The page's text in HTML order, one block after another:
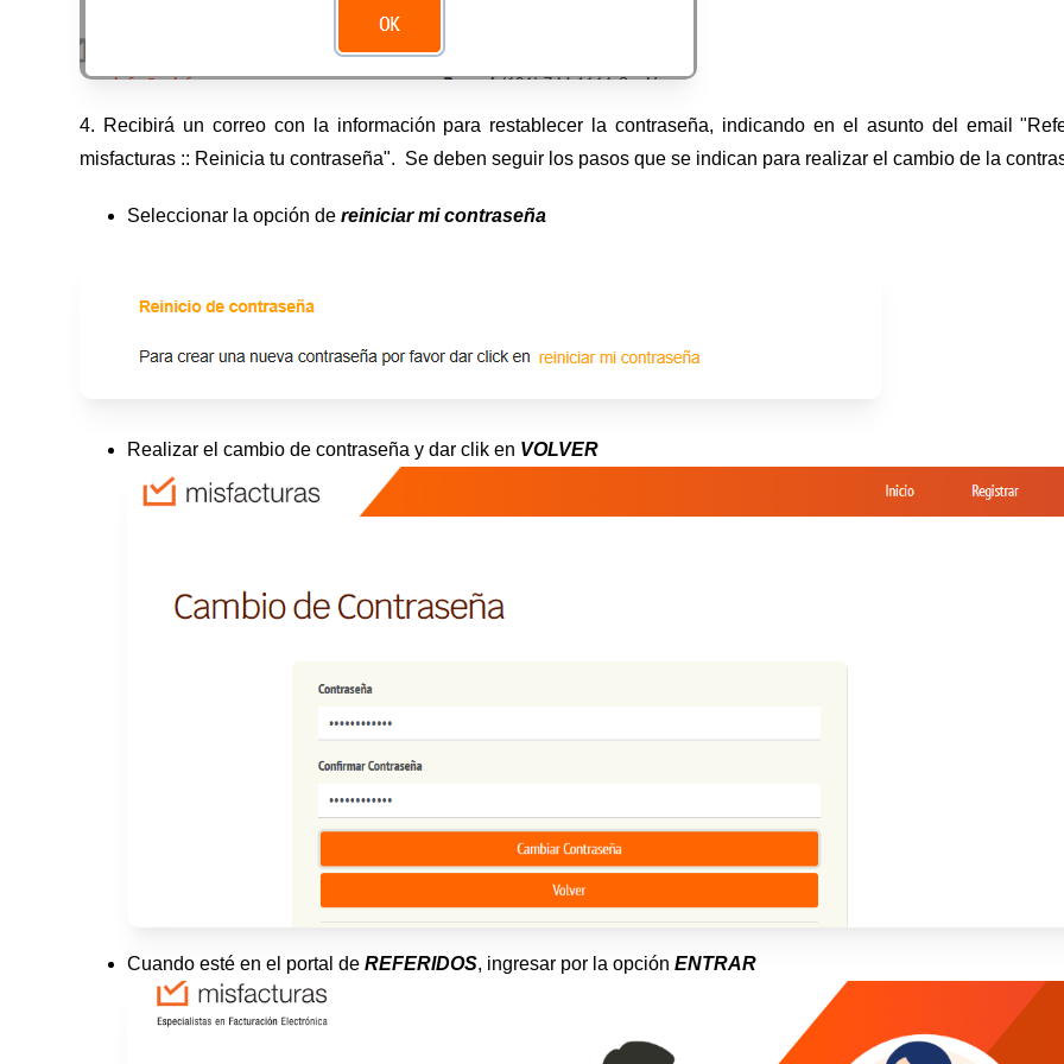
4. Recibirá un correo con la información para restablecer la contraseña, indicando en el asunto del email
misfacturas :: Reinicia tu contraseña". Se deben seguir los pasos que se indican para realizar el cambio de la
Seleccionar la opción dereiniciar mi contraseña
Realizar el cambio de contraseña y dar clik en VOLVER
Cuando esté en el portal de REFERIDOS, ingresar por la opciónENTRAR